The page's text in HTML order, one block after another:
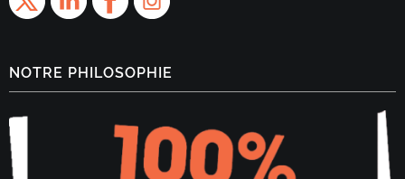
NOTRE PHILOSOPHIE